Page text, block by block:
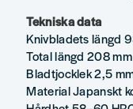
Tekniska data
Knivbladets längd
Total längd 208 mm
Bladtjocklek 2,5
Material Japanskt